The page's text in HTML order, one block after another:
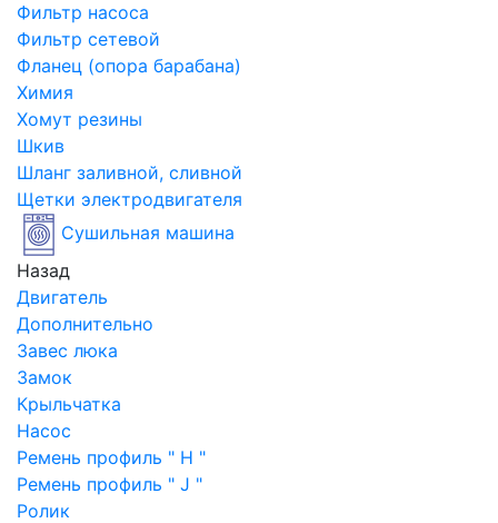
Фильтр насоса
Фильтр сетевой
Фланец (опора барабана)
Химия
Хомут резины
Шкив
Шланг заливной, сливной
Щетки электродвигателя
Сушильная машина
Назад
Двигатель
Дополнительно
Завес люка
Замок
Крыльчатка
Насос
Ремень профиль " H "
Ремень профиль " J "
Ролик